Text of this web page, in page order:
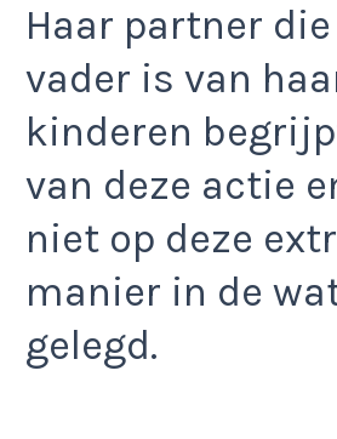
Haar partner
vader is van
kinderen
van deze actie
niet op deze
manier in de
gelegd.